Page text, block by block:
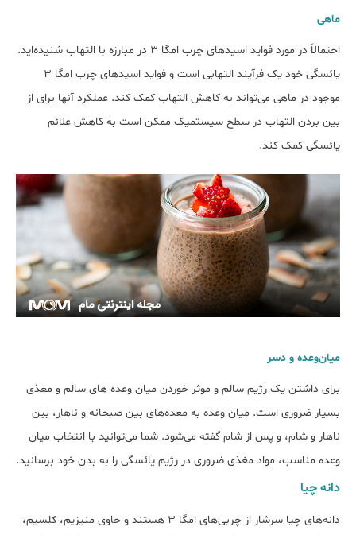
ماهی
احتمالاً در مورد فواید اسیدهای چرب امگا 3 در مبارزه با التهاب شنیده‌اید.
یائسگی خود یک فرآیند التهابی است و فواید اسیدهای چرب امگا 3
موجود در ماهی می‌تواند به کاهش التهاب کمک کند. عملکرد آنها برای از
بین بردن التهاب در سطح سیستمیک ممکن است به کاهش علائم
یائسگی کمک کند.
میان‌وعده و دسر
برای داشتن یک رژیم سالم و موثر خوردن میان وعده های سالم و مغذی
بسیار ضروری است. میان وعده به معده‌های بین صبحانه و ناهار، بین
ناهار و شام، و پس از شام گفته می‌شود. شما می‌توانید با انتخاب میان
وعده مناسب، مواد مغذی ضروری در رژیم یائسگی را به بدن خود برسانید.
دانه چیا
دانه‌های چیا سرشار از چربی‌های امگا 3 هستند و حاوی منیزیم، کلسیم،